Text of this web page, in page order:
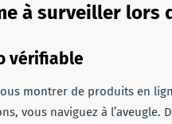
à surveiller
vérifiable
montrer de produits en
vous naviguez à l’aveugle.